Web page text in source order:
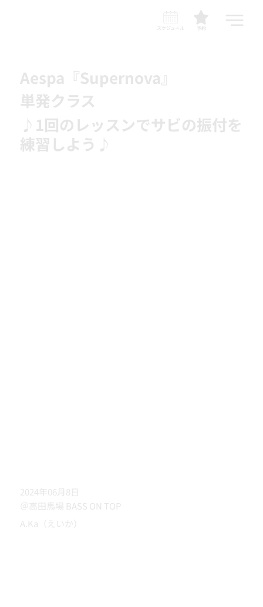
予約
スケジュール
Aespa『Supernova』
単発クラス
♪1回のレッスンでサビの振付を
練習しよう♪
2024年06月8日
＠高田馬場 BASS ON TOP
A.Ka（えいか）